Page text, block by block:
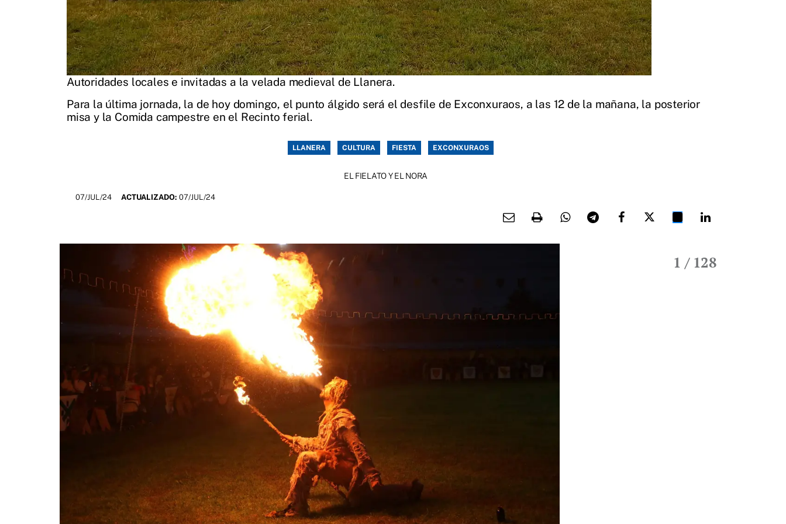
Autoridades locales e invitadas a la velada medieval de Llanera.
Para la última jornada, la de hoy domingo, el punto álgido será el desfile de Exconxuraos, a las 12 de la mañana, la posterior
misa y la Comida campestre en el Recinto ferial.
LLANERA CULTURA FIESTA EXCONXURAOS
EL FIELATO Y EL NORA
07/JUL/24 ACTUALIZADO: 07/JUL/24
1 / 128